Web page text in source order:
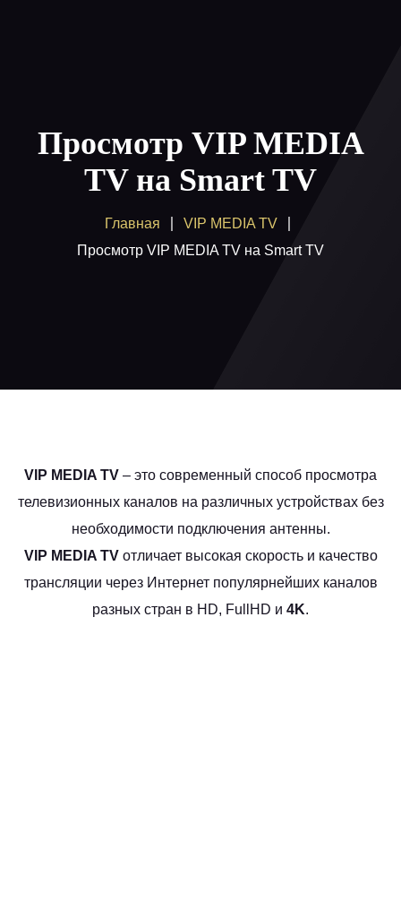
Как смотреть
Купить
Помощь
Просмотр VIP MEDIA
TV на Smart TV
Главная
VIP MEDIA TV
Просмотр VIP MEDIA TV на Smart TV
VIP MEDIA TV – это современный способ просмотра
телевизионных каналов на различных устройствах без
необходимости подключения антенны.
VIP MEDIA TV отличает высокая скорость и качество
трансляции через Интернет популярнейших каналов
разных стран в HD, FullHD и 4K.